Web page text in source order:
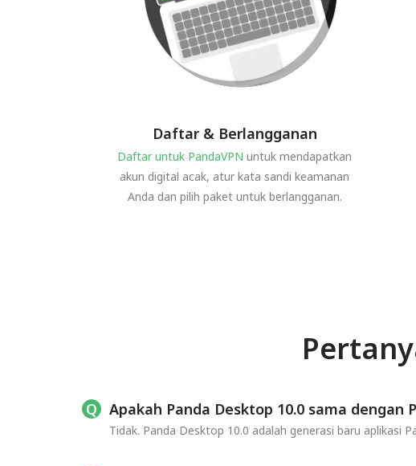
Daftar & Berlangganan
Daftar untuk PandaVPN untuk mendapatkan
akun digital acak, atur kata sandi keamanan
Anda dan pilih paket untuk berlangganan.
Apakah Panda Desktop 10.0 sama dengan
Tidak. Panda Desktop 10.0 adalah generasi baru aplikasi